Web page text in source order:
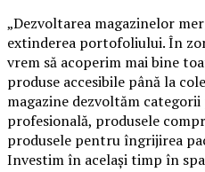
„Dezvoltarea magazinelor
extinderea portofoliului. În
vrem să acoperim mai bine
produse accesibile până la
magazine dezvoltăm
profesională, produsele
produsele pentru îngrijirea
Investim în același timp în